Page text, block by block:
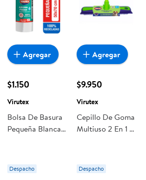
$1.150
Virutex
Bolsa De Basura
Pequeña Blanca
Despacho
Agregar
$9.950
Virutex
Cepillo De Goma
Multiuso 2 En 1 1
Despacho
Agregar